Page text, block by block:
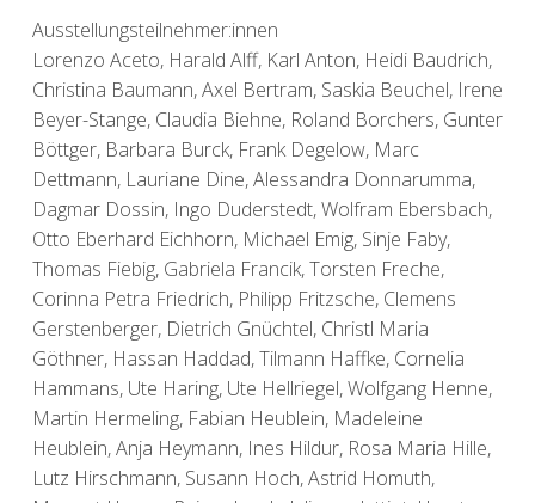
Ausstellungsteilnehmer:innen
Lorenzo Aceto, Harald Alff, Karl Anton, Heidi Baudrich,
Christina Baumann, Axel Bertram, Saskia Beuchel, Irene
Beyer-Stange, Claudia Biehne, Roland Borchers, Gunter
Böttger, Barbara Burck, Frank Degelow, Marc
Dettmann, Lauriane Dine, Alessandra Donnarumma,
Dagmar Dossin, Ingo Duderstedt, Wolfram Ebersbach,
Otto Eberhard Eichhorn, Michael Emig, Sinje Faby,
Thomas Fiebig, Gabriela Francik, Torsten Freche,
Corinna Petra Friedrich, Philipp Fritzsche, Clemens
Gerstenberger, Dietrich Gnüchtel, Christl Maria
Göthner, Hassan Haddad, Tilmann Haffke, Cornelia
Hammans, Ute Haring, Ute Hellriegel, Wolfgang Henne,
Martin Hermeling, Fabian Heublein, Madeleine
Heublein, Anja Heymann, Ines Hildur, Rosa Maria Hille,
Lutz Hirschmann, Susann Hoch, Astrid Homuth,